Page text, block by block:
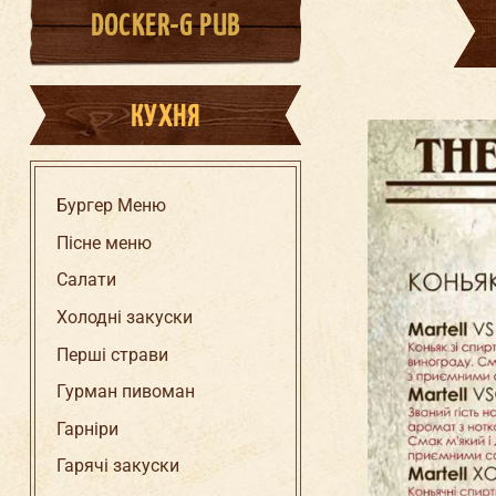
DOCKER-G PUB
КУХНЯ
Бургер Меню
Пісне меню
Салати
Холодні закуски
Перші страви
Гурман пивоман
Гарніри
Гарячі закуски